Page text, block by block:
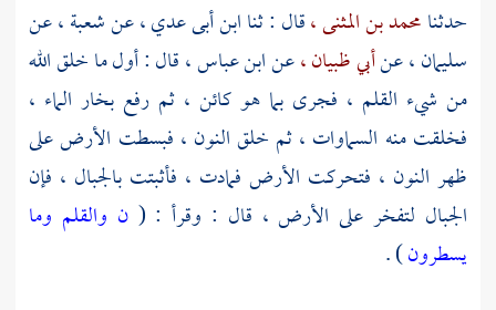
حدثنامحمد بن المثنى ،قال : ثناابن أبى عدي ،عنشعبة ،عن
سليمان ،عنأبي ظبيان ،عنابن عباس ،قال : أول ما خلق الله
من شيء القلم ، فجرى بما هو كائن ، ثم رفع بخار الماء ،
فخلقت منه السماوات ، ثم خلق النون ، فبسطت الأرض على
ظهر النون ، فتحركت الأرض فمادت ، فأثبتت بالجبال ، فإن
الجبال لتفخر على الأرض ، قال : وقرأ : (ن والقلم وما
يسطرون) .